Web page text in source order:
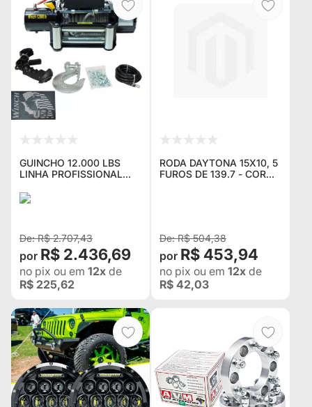
GUINCHO 12.000 LBS
LINHA PROFISSIONAL
PEÇA ÚNICA
R$ 2.707,43
R$ 2.436,69
no pix ou em 12x de
R$ 225,62
RODA DAYTONA 15X10, 5
FUROS DE 139.7 - COR
R$ 504,38
R$ 453,94
no pix ou em 12x de
R$ 42,03